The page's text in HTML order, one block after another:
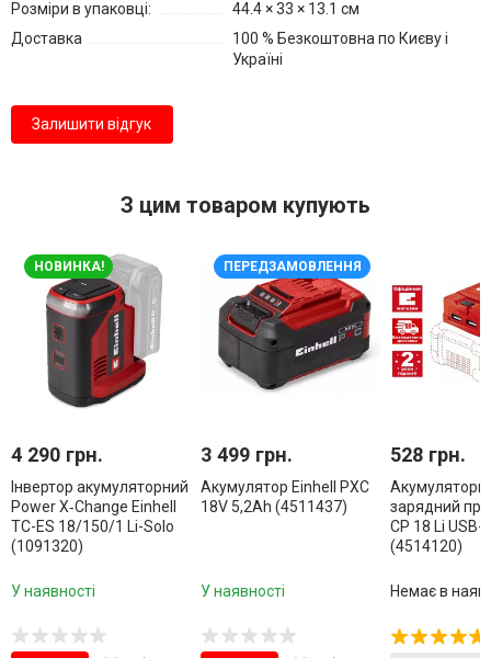
Розміри в упаковці:
44.4 × 33 × 13.1 см
Доставка
100 % Безкоштовна по Києву і
Україні
Залишити відгук
З цим товаром купують
НОВИНКА!
4 290 грн.
Інвертор акумуляторний
Power X‑Change Einhell
TC-ES 18/150/1 Li-Solo
(1091320)
У наявності
ПЕРЕДЗАМОВЛЕННЯ
3 499 грн.
Акумулятор Einhell PXC
18V 5,2Ah (4511437)
У наявності
528 грн.
зарядний
CP 18 Li USB-
(4514120)
Немає в